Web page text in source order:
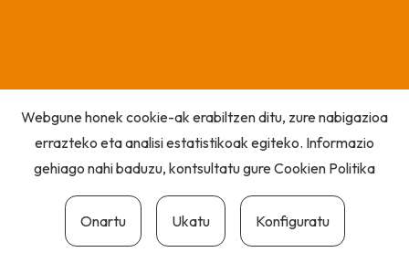
Webgune honek cookie-ak erabiltzen ditu, zure nabigazioa
errazteko eta analisi estatistikoak egiteko. Informazio
gehiago nahi baduzu, kontsultatu gureCookien Politika
Onartu Ukatu Konfiguratu